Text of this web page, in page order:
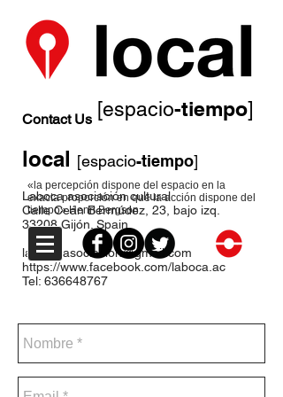
[espacio-tiempo]
«la percepción dispone del espacio en la
exacta proporción en que la acción dispone del
tiempo» Henri Bergson
Contact Us
local [espacio-tiempo]
Laboca asociación cultural
Calle Ceán Bermúdez, 23, bajo izq.
33208 Gijón. Spain
laboca.asociacion@gmail.com
https://www.facebook.com/laboca.ac
Tel: 636648767